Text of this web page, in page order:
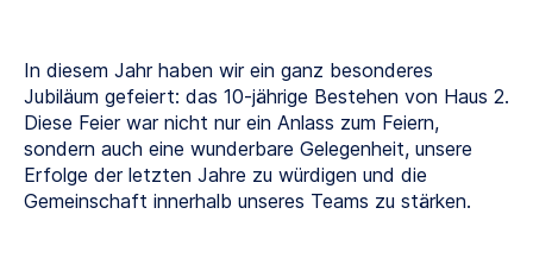
In diesem Jahr haben wir ein ganz besonderes
Jubiläum gefeiert: das 10-jährige Bestehen von Haus 2.
Diese Feier war nicht nur ein Anlass zum Feiern,
sondern auch eine wunderbare Gelegenheit, unsere
Erfolge der letzten Jahre zu würdigen und die
Gemeinschaft innerhalb unseres Teams zu stärken.